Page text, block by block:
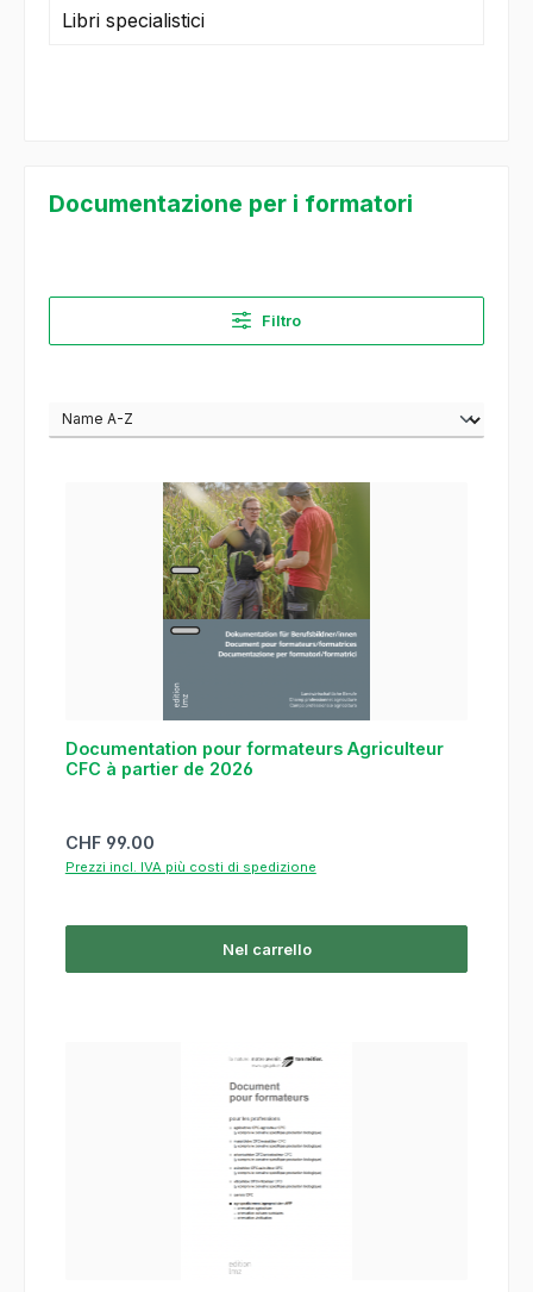
Libri specialistici
Documentazione per i formatori
Filtro
Documentation pour formateurs Agriculteur
CFC à partier de 2026
Prezzo normale:
CHF 99.00
Prezzi incl. IVA più costi di spedizione
Nel carrello